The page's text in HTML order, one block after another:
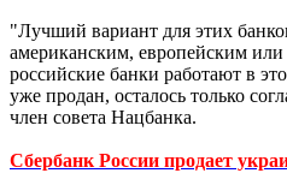
"Лучший вариант для этих
американским, европейским
российские банки работают в
уже продан, осталось только
член совета Нацбанка.
Сбербанк России продает